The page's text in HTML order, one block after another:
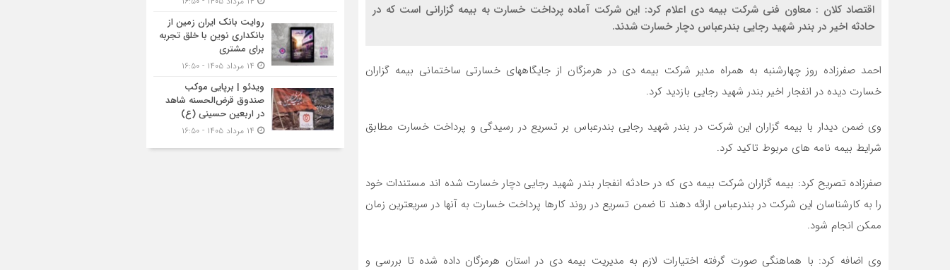
اقتصاد کلان : معاون فنی شرکت بیمه دی اعلام کرد: این شرکت آماده پرداخت خسارت به بیمه گزارانی است که در
حادثه اخیر در بندر شهید رجایی بندرعباس دچار خسارت شدند.
احمد صفرزاده روز چهارشنبه به همراه مدیر شرکت بیمه دی در هرمزگان از جایگاههای خسارتی ساختمانی بیمه گزاران
خسارت دیده در انفجار اخیر بندر شهید رجایی بازدید کرد.
وی ضمن دیدار با بیمه گزاران این شرکت در بندر شهید رجایی بندرعباس بر تسریع در رسیدگی و پرداخت خسارت مطابق
شرایط بیمه نامه های مربوط تاکید کرد.
صفرزاده تصریح کرد: بیمه گزاران شرکت بیمه دی که در حادثه انفجار بندر شهید رجایی دچار خسارت شده اند مستندات خود
را به کارشناسان این شرکت در بندرعباس ارائه دهند تا ضمن تسریع در روند کارها پرداخت خسارت به آنها در سریعترین زمان
ممکن انجام شود.
وی اضافه کرد: با هماهنگی صورت گرفته اختیارات لازم به مدیریت بیمه دی در استان هرمزگان داده شده تا بررسی و
روایت بانک ایران زمین از
بانکداری نوین با خلق تجربه
برای مشتری
ویدئو | برپایی موکب
صندوق قرض‌الحسنه شاهد
در اربعین حسینی (ع)